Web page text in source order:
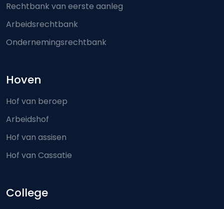
Rechtbank van eerste aanleg
Arbeidsrechtbank
Ondernemingsrechtbank
Hoven
Hof van beroep
Arbeidshof
Hof van assisen
Hof van Cassatie
College